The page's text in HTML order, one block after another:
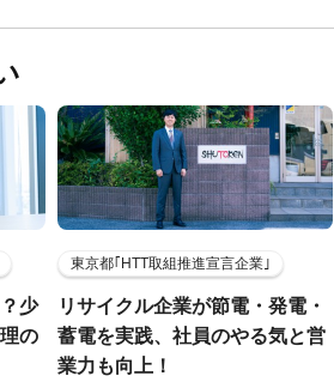
少
の
東京都｢HTT取組推進宣言企業｣
リサイクル企業が節電・発電・
蓄電を実践、社員のやる気と営
業力も向上！